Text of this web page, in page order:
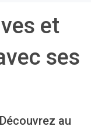
et
ses
au